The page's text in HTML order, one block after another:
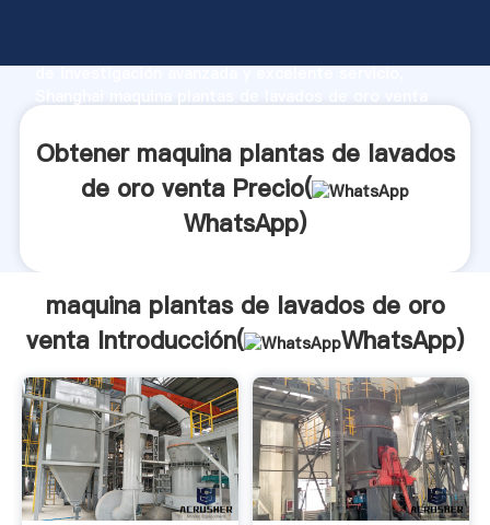
de investigación avanzada y excelente servicio,
clientes.
Obtener maquina plantas de lavados
de oro venta Precio(
WhatsApp)
maquina plantas de lavados de oro
venta Introducción(
WhatsApp)